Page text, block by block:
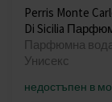
Perris Monte
Di Sicilia
Парфюмна
Унисекс
недостъпен в